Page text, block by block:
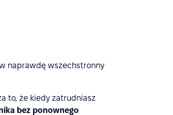
naprawdę wszechstronny
to, że kiedy zatrudniasz
bez ponownego